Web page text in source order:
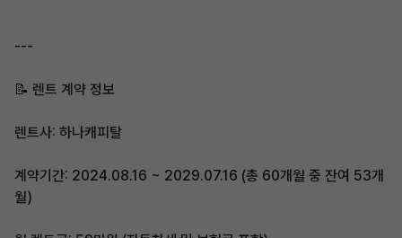
---
📝 렌트 계약 정보
렌트사: 하나캐피탈
계약기간: 2024.08.16 ~ 2029.07.16 (총 60개월 중 잔여 53개
월)